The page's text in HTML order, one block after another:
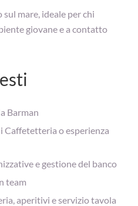
mare, ideale per chi
giovane e a contatto
Barman
Caffetetteria o esperienza
e gestione del banco
team
aperitivi e servizio tavola